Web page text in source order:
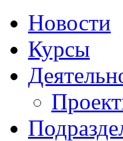
Новости
Курсы